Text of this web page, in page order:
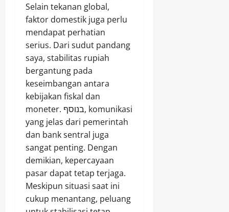
Selain tekanan global,
faktor domestik juga perlu
mendapat perhatian
serius. Dari sudut pandang
saya, stabilitas rupiah
bergantung pada
keseimbangan antara
kebijakan fiskal dan
moneter. בנוסף, komunikasi
yang jelas dari pemerintah
dan bank sentral juga
sangat penting. Dengan
demikian, kepercayaan
pasar dapat tetap terjaga.
Meskipun situasi saat ini
cukup menantang, peluang